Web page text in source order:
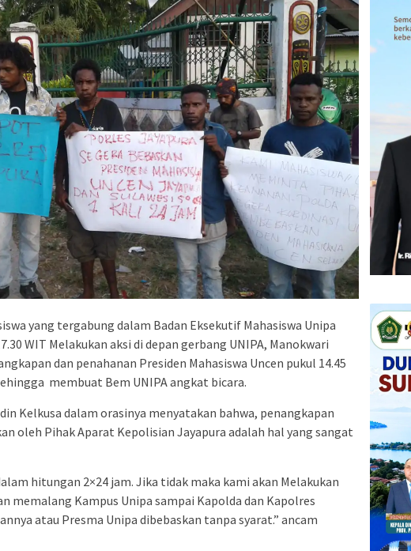
yang tergabung dalam Badan Eksekutif Mahasiswa Unipa
WIT Melakukan aksi di depan gerbang UNIPA, Manokwari
dan penahanan Presiden Mahasiswa Uncen pukul 14.45
membuat Bem UNIPA angkat bicara.
Kelkusa dalam orasinya menyatakan bahwa, penangkapan
oleh Pihak Aparat Kepolisian Jayapura adalah hal yang sangat
hitungan 2×24 jam. Jika tidak maka kami akan Melakukan
memalang Kampus Unipa sampai Kapolda dan Kapolres
atau Presma Unipa dibebaskan tanpa syarat.” ancam